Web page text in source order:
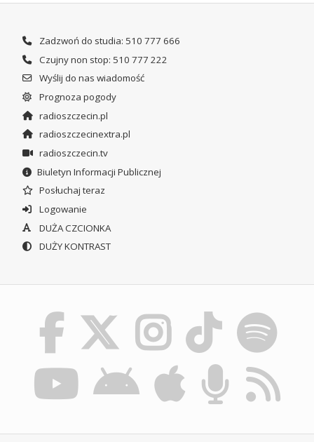
Zadzwoń do studia: 510 777 666
Czujny non stop: 510 777 222
Wyślij do nas wiadomość
Prognoza pogody
radioszczecin.pl
radioszczecinextra.pl
radioszczecin.tv
Biuletyn Informacji Publicznej
Posłuchaj teraz
Logowanie
DUŻA CZCIONKA
DUŻY KONTRAST